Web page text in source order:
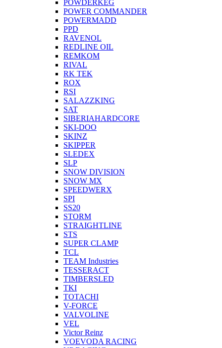
POWDERKEG
POWER COMMANDER
POWERMADD
PPD
RAVENOL
REDLINE OIL
REMKOM
RIVAL
RK TEK
ROX
RSI
SALAZZKING
SAT
SIBERIAHARDCORE
SKI-DOO
SKINZ
SKIPPER
SLEDEX
SLP
SNOW DIVISION
SNOW MX
SPEEDWERX
SPI
SS20
STORM
STRAIGHTLINE
STS
SUPER CLAMP
TCL
TEAM Industries
TESSERACT
TIMBERSLED
TKI
TOTACHI
V-FORCE
VALVOLINE
VEL
Victor Reinz
VOEVODA RACING